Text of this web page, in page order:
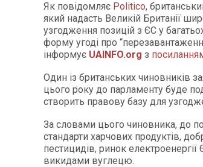
Як повідомляє Politico,
який надасть Великій Британії
узгодження позицій з ЄС у
форму угоді про
інформує UAINFO.org з
Один із британських чиновників
цього року до парламенту буде
створить правову базу для
За словами цього чиновника, до
стандарти харчових продуктів,
пестицидів, ринок електроенергії
викидами вуглецю.